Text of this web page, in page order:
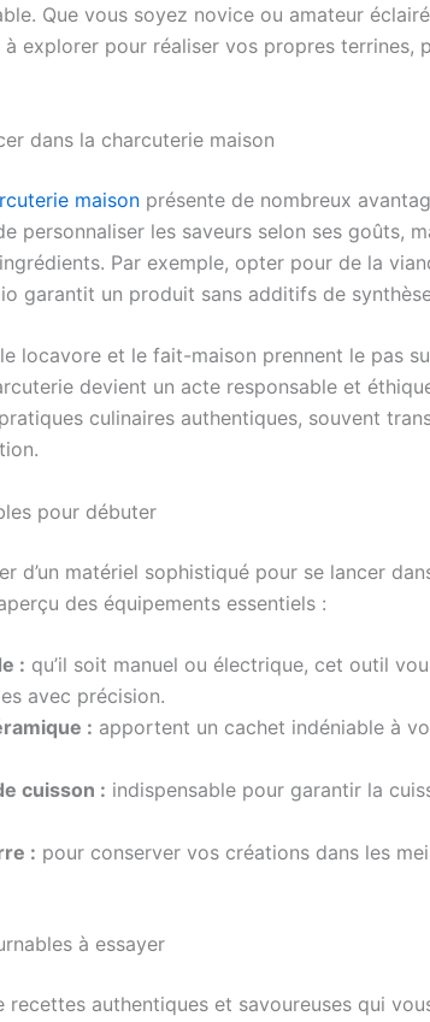
Que vous soyez novice ou amateur
explorer pour réaliser vos propres terrines,
dans la charcuterie maison
maison présente de nombreux
personnaliser les saveurs selon ses goûts,
Par exemple, opter pour de la
garantit un produit sans additifs de
locavore et le fait-maison prennent le pas
devient un acte responsable et
culinaires authentiques, souvent
pour débuter
d’un matériel sophistiqué pour se lancer
des équipements essentiels :
: qu’il soit manuel ou électrique, cet outil
avec précision.
: apportent un cachet indéniable à
cuisson : indispensable pour garantir la
: pour conserver vos créations dans les
à essayer
recettes authentiques et savoureuses qui